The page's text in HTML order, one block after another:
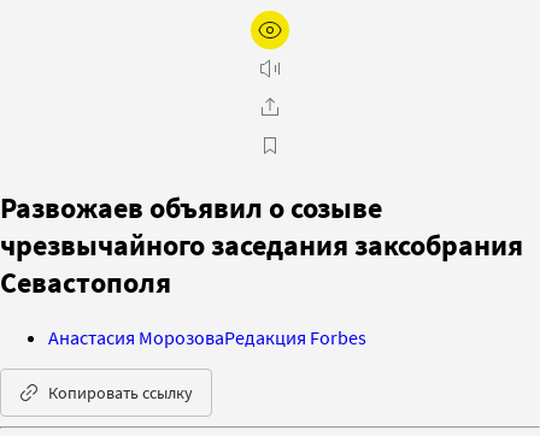
Развожаев объявил о созыве
чрезвычайного заседания заксобрания
Севастополя
Анастасия МорозоваРедакция Forbes
Копировать ссылку